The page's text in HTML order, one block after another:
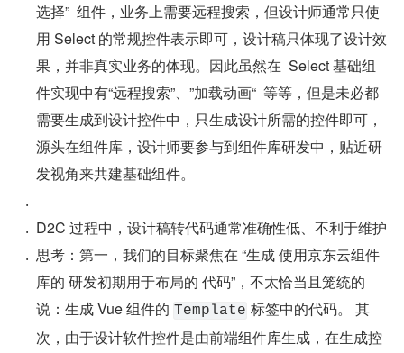
选择”  组件，业务上需要远程搜索，但设计师通常只使
用 Select 的常规控件表示即可，设计稿只体现了设计效
果，并非真实业务的体现。因此虽然在  Select 基础组
件实现中有“远程搜索”、”加载动画“  等等，但是未必都
需要生成到设计控件中，只生成设计所需的控件即可，
源头在组件库，设计师要参与到组件库研发中，贴近研
发视角来共建基础组件。
D2C 过程中，设计稿转代码通常准确性低、不利于维护
思考：第一，我们的目标聚焦在 “生成 使用京东云组件
库的 研发初期用于布局的 代码”，不太恰当且笼统的
说：生成 Vue 组件的 Template 标签中的代码。 其
次，由于设计软件控件是由前端组件库生成，在生成控